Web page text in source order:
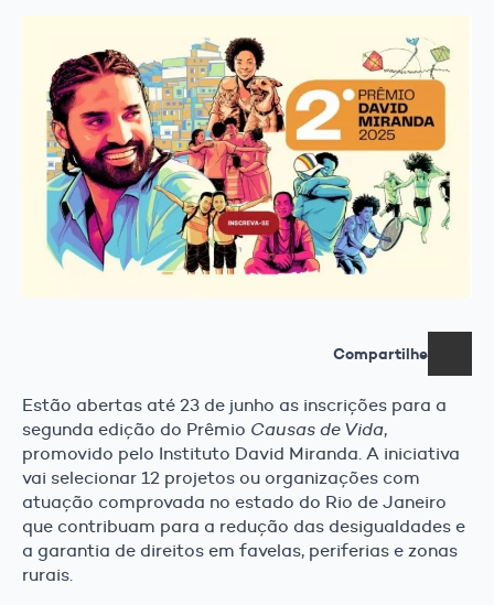
Compartilhe
Estão abertas até 23 de junho as inscrições para a
segunda edição do Prêmio Causas de Vida,
promovido pelo Instituto David Miranda. A iniciativa
vai selecionar 12 projetos ou organizações com
atuação comprovada no estado do Rio de Janeiro
que contribuam para a redução das desigualdades e
a garantia de direitos em favelas, periferias e zonas
rurais.